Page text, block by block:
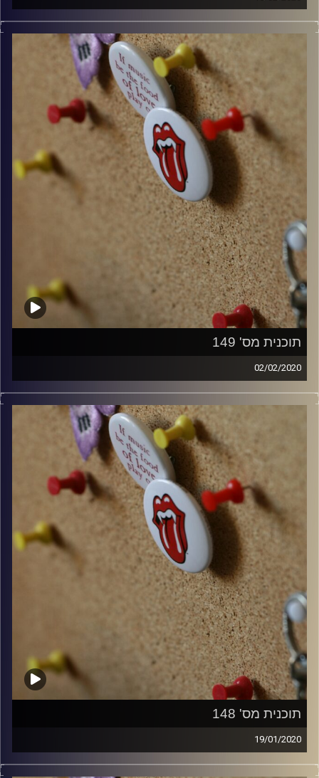
קלאסיקות רוק עם אורן הוף.
włodi
תוכנית מס' 149
02/02/2020
קלאסיקות רוק עם אורן הוף.
włodi
תוכנית מס' 148
19/01/2020
קלאסיקות רוק עם אורן הוף.